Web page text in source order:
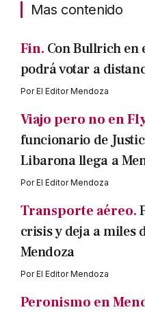
Mas contenido
Fin. Con Bullrich en
podrá votar a
PorEl Editor Mendoza
Viajo pero no en
funcionario de
Libarona llega a
PorEl Editor Mendoza
Transporte aéreo.
crisis y deja a miles
Mendoza
PorEl Editor Mendoza
Peronismo en